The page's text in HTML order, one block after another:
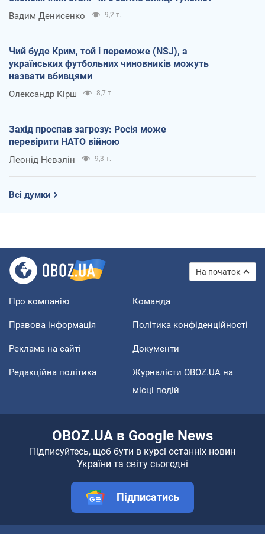
Вадим Денисенко 9,2 т.
Чий буде Крим, той і переможе (NSJ), а
українських футбольних чиновників можуть
назвати вбивцями
Олександр Кірш 8,7 т.
Захід проспав загрозу: Росія може
перевірити НАТО війною
Леонід Невзлін 9,3 т.
Всі думки
На початок
Про компанію Команда
Правова інформація Політика конфіденційності
Реклама на сайті Документи
Редакційна політика
Журналісти OBOZ.UA на
місці подій
OBOZ.UA в Google News
Підписуйтесь, щоб бути в курсі останніх новин
України та світу сьогодні
Підписатись